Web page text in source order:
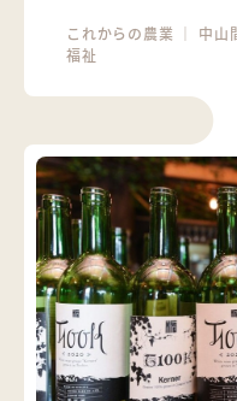
これからの農業 ｜ 中山
福祉